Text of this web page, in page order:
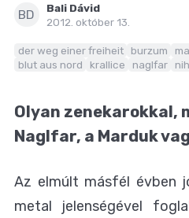
KULT
MÁSVILÁG
BLOG
BD
Bali Dávid
2012. október 13.
der weg einer freiheit burzum
blut aus nord
krallice naglfar
Olyan zenekarokkal,
Naglfar, a Marduk
Az elmúlt másfél évben
metal jelenségével